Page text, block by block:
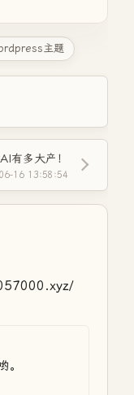
主题
有多大产！
16 13:58:54
。